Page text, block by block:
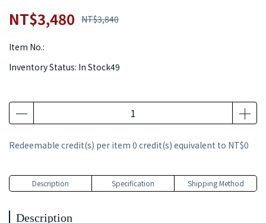
NT$3,480 NT$3,840
Item No.:
Inventory Status: In Stock49
Redeemable credit(s) per item 0 credit(s) equivalent to NT$0
Description Specification Shipping Method
Description